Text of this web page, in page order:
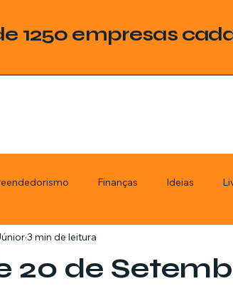
1250 empresas
Finanças Ideias
Tecnologia
20 de
3 min de leitura